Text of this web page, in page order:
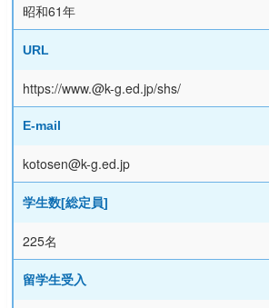
昭和61年
URL
https://www.@k-g.ed.jp/shs/
E-mail
kotosen@k-g.ed.jp
学生数[総定員]
225名
留学生受入